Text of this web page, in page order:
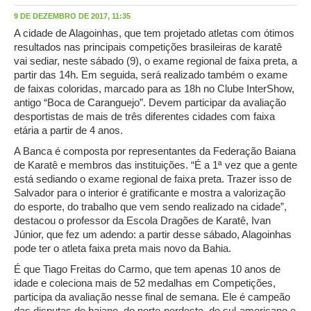
9 DE DEZEMBRO DE 2017, 11:35
A cidade de Alagoinhas, que tem projetado atletas com ótimos
resultados nas principais competições brasileiras de karatê
vai sediar, neste sábado (9), o exame regional de faixa preta, a
partir das 14h. Em seguida, será realizado também o exame
de faixas coloridas, marcado para as 18h no Clube InterShow,
antigo “Boca de Caranguejo”. Devem participar da avaliação
desportistas de mais de três diferentes cidades com faixa
etária a partir de 4 anos.
A Banca é composta por representantes da Federação Baiana
de Karatê e membros das instituições. “É a 1ª vez que a gente
está sediando o exame regional de faixa preta. Trazer isso de
Salvador para o interior é gratificante e mostra a valorização
do esporte, do trabalho que vem sendo realizado na cidade”,
destacou o professor da Escola Dragões de Karatê, Ivan
Júnior, que fez um adendo: a partir desse sábado, Alagoinhas
pode ter o atleta faixa preta mais novo da Bahia.
É que Tiago Freitas do Carmo, que tem apenas 10 anos de
idade e coleciona mais de 52 medalhas em Competições,
participa da avaliação nesse final de semana. Ele é campeão